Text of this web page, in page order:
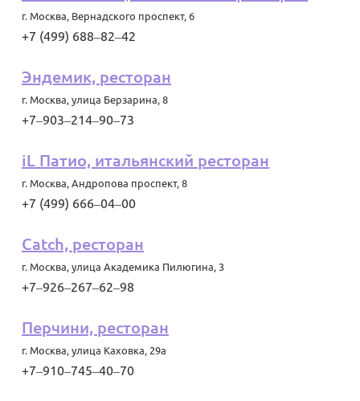
г. Москва, Вернадского проспект, 6
+7 (499) 688‒82‒42
Эндемик, ресторан
г. Москва, улица Берзарина, 8
+7‒903‒214‒90‒73
iL Патио, итальянский ресторан
г. Москва, Андропова проспект, 8
+7 (499) 666‒04‒00
Catch, ресторан
г. Москва, улица Академика Пилюгина, 3
+7‒926‒267‒62‒98
Перчини, ресторан
г. Москва, улица Каховка, 29а
+7‒910‒745‒40‒70